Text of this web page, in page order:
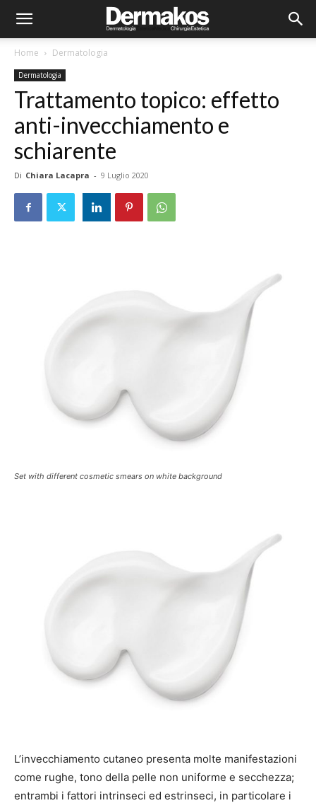
Home Dermatologia
Dermatologia
Trattamento topico: effetto
anti-invecchiamento e
schiarente
Di Chiara Lacapra - 9 Luglio 2020
Set with different cosmetic smears on white background
L’invecchiamento cutaneo presenta molte manifestazioni
come rughe, tono della pelle non uniforme e secchezza;
entrambi i fattori intrinseci ed estrinseci, in particolare i